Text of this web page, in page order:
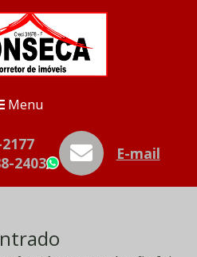
Menu
2403
WhatsApp
E-mail